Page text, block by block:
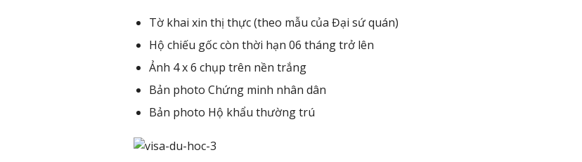
Tờ khai xin thị thực (theo mẫu của Đại sứ quán)
Hộ chiếu gốc còn thời hạn 06 tháng trở lên
Ảnh 4 x 6 chụp trên nền trắng
Bản photo Chứng minh nhân dân
Bản photo Hộ khẩu thường trú